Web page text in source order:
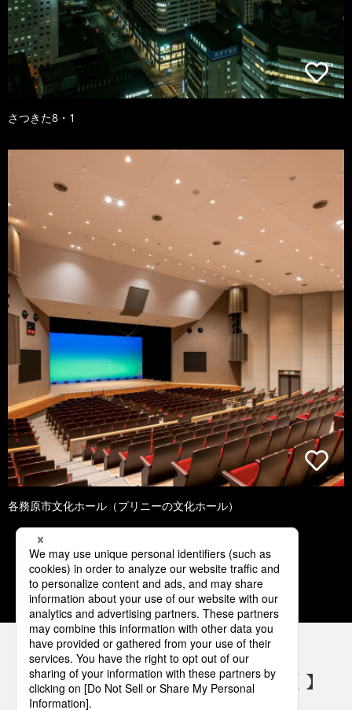
さつきた8・1
各務原市文化ホール（プリニーの文化ホール）
1 2 3 4 5
パナソニックの電気設備 SNSアカウント